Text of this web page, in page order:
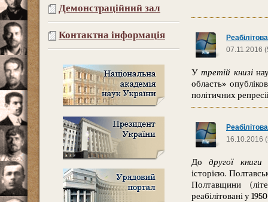
Демонстраційний зал
Контактна інформація
07.11.2016
Утретій книзі
область»
політичних
16.10.2016
Додругої книги
історією.
Полтавщини
реабілітовані у